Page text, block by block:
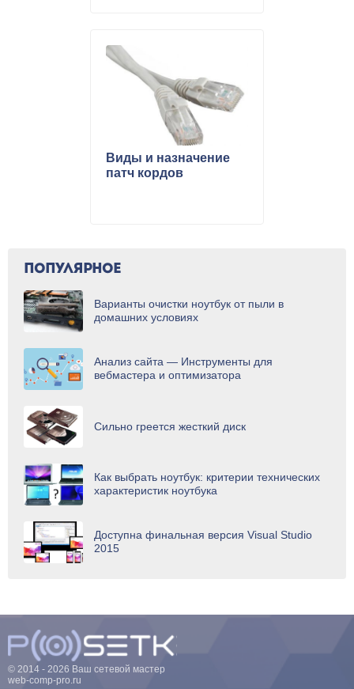
Виды и назначение
патч кордов
ПОПУЛЯРНОЕ
Варианты очистки ноутбук от пыли в
домашних условиях
Анализ сайта — Инструменты для
вебмастера и оптимизатора
Сильно греется жесткий диск
Как выбрать ноутбук: критерии технических
характеристик ноутбука
Доступна финальная версия Visual Studio
2015
© 2014 - 2026 Ваш сетевой мастер
web-comp-pro.ru